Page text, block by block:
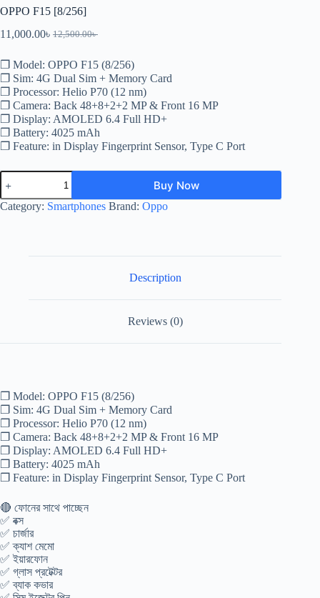
OPPO F15 [8/256]
12,500.00৳
Original
was:
12,500.00৳ .
11,000.00৳Current
is:
11,000.00৳ .
❐ Model: OPPO F15 (8/256)
❐ Sim: 4G Dual Sim + Memory Card
❐ Processor: Helio P70 (12 nm)
❐ Camera: Back 48+8+2+2 MP & Front 16 MP
❐ Display: AMOLED 6.4 Full HD+
❐ Battery: 4025 mAh
❐ Feature: in Display Fingerprint Sensor, Type C Port
OPPO
F15
[8/256]
quantity
Buy Now
Category: Smartphones Brand: Oppo
Description
Reviews (0)
❐ Model: OPPO F15 (8/256)
❐ Sim: 4G Dual Sim + Memory Card
❐ Processor: Helio P70 (12 nm)
❐ Camera: Back 48+8+2+2 MP & Front 16 MP
❐ Display: AMOLED 6.4 Full HD+
❐ Battery: 4025 mAh
❐ Feature: in Display Fingerprint Sensor, Type C Port
🔴 ফোনের সাথে পাচ্ছেন
✅ বক্স
✅ চার্জার
✅ ক্যাশ মেমো
✅ ইয়ারফোন
✅ গ্লাস প্রটেক্টর
✅ ব্যাক কভার